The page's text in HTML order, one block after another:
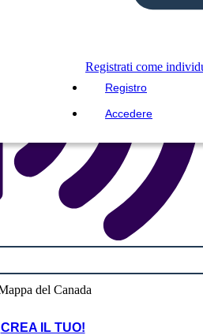
Registrati come
Registro
Accedere
CREA IL TUO!